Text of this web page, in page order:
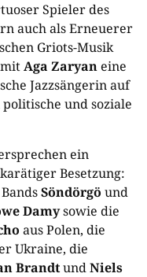
Spieler des
auch als Erneuerer
Griots-Musik
Aga Zaryaneine
Jazzsängerin auf
und soziale
ein
Besetzung:
Söndörgö und
Damysowie die
aus Polen, die
Ukraine, die
BrandtundNiels